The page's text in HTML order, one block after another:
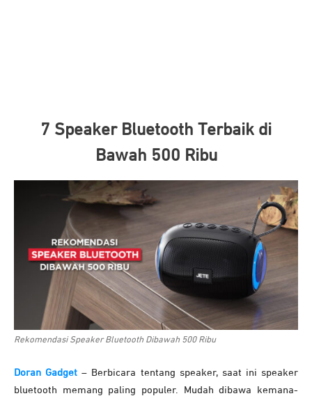
7 Speaker Bluetooth Terbaik di
Bawah 500 Ribu
Rekomendasi Speaker Bluetooth Dibawah 500 Ribu
Doran Gadget – Berbicara tentang speaker, saat ini speaker
bluetooth memang paling populer. Mudah dibawa kemana-